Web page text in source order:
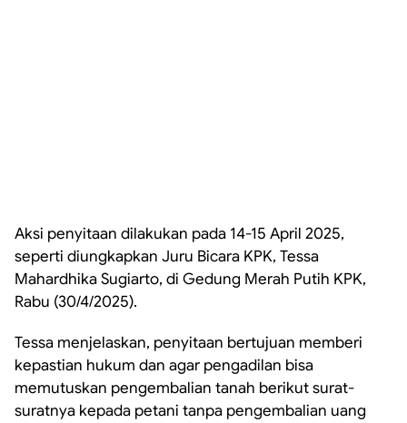
Aksi penyitaan dilakukan pada 14-15 April 2025,
seperti diungkapkan Juru Bicara KPK, Tessa
Mahardhika Sugiarto, di Gedung Merah Putih KPK,
Rabu (30/4/2025).
Tessa menjelaskan, penyitaan bertujuan memberi
kepastian hukum dan agar pengadilan bisa
memutuskan pengembalian tanah berikut surat-
suratnya kepada petani tanpa pengembalian uang